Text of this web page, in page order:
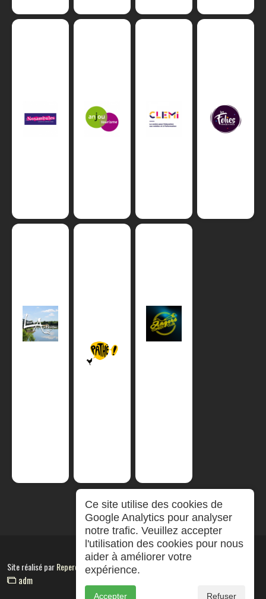
Site réalisé parRepereCom
adm
Ce site utilise des cookies de
Google Analytics pour analyser
notre trafic. Veuillez accepter
l'utilisation des cookies pour nous
aider à améliorer votre
expérience.
Accepter Refuser